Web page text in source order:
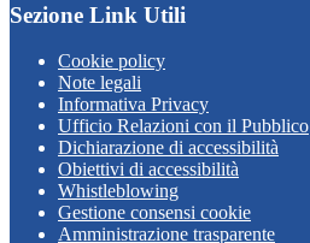
Sezione Link Utili
Cookie policy
Note legali
Informativa Privacy
Ufficio Relazioni con il Pubblico
Dichiarazione di accessibilità
Obiettivi di accessibilità
Whistleblowing
Gestione consensi cookie
Amministrazione trasparente